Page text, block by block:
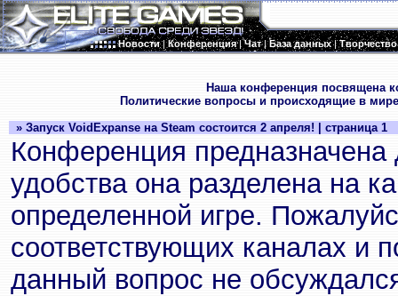
Новости|Конференция|Чат|База данных|Творчество
Наша конференция посвящена
Политические вопросы и происходящие в
» Запуск VoidExpanse на Steam состоится 2 апреля! | страница 1
Конференция
удобства она разделена на
определенной игре.
соответствующих каналах и
данный вопрос не